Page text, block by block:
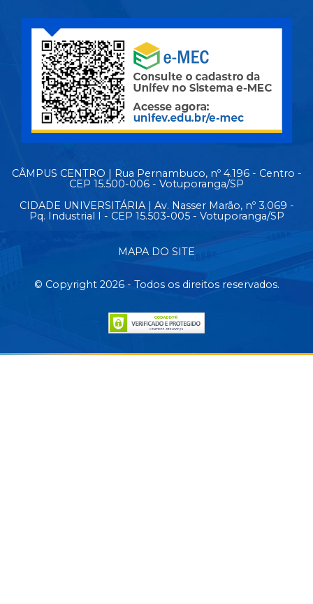
CÂMPUS CENTRO | Rua Pernambuco, nº 4.196 - Centro -
CEP 15.500-006 - Votuporanga/SP
CIDADE UNIVERSITÁRIA | Av. Nasser Marão, nº 3.069 -
Pq. Industrial I - CEP 15.503-005 - Votuporanga/SP
MAPA DO SITE
© Copyright 2026 - Todos os direitos reservados.